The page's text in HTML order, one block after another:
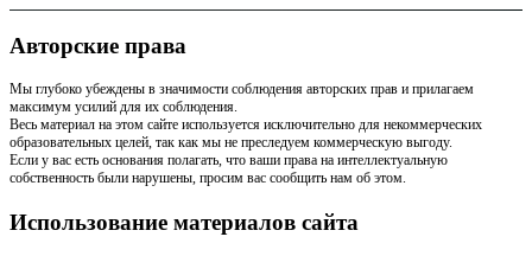
Авторские права
Мы глубоко убеждены в значимости соблюдения авторских прав и прилагаем
максимум усилий для их соблюдения.
Весь материал на этом сайте используется исключительно для некоммерческих
образовательных целей, так как мы не преследуем коммерческую выгоду.
Если у вас есть основания полагать, что ваши права на интеллектуальную
собственность были нарушены, просим вас сообщить нам об этом.
Использование материалов сайта